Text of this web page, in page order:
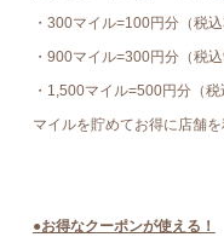
・300マイル=100円分（税
・900マイル=300円分（税
・1,500マイル=500円分（
マイルを貯めてお得に店舗を
●お得なクーポンが使える！